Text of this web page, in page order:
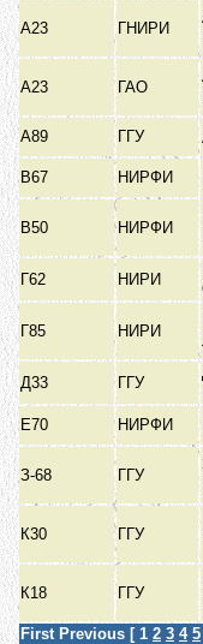
А23 ГНИРИ
А23 ГАО
А89
ГГУ
В67
НИРФИ
В50 НИРФИ
Г62
НИРИ
Г85 НИРИ
Д33
ГГУ
Е70
НИРФИ
З-68 ГГУ
К30 ГГУ
К18 ГГУ
First Previous [ 1 2 3 4 5